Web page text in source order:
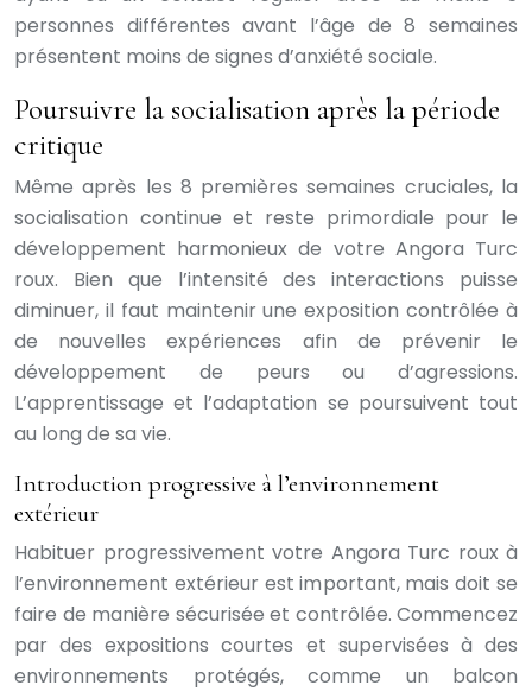
personnes différentes avant l’âge de 8 semaines
présentent moins de signes d’anxiété sociale.
Poursuivre la socialisation après la période
critique
Même après les 8 premières semaines cruciales, la
socialisation continue et reste primordiale pour le
développement harmonieux de votre Angora Turc
roux. Bien que l’intensité des interactions puisse
diminuer, il faut maintenir une exposition contrôlée à
de nouvelles expériences afin de prévenir le
développement de peurs ou d’agressions.
L’apprentissage et l’adaptation se poursuivent tout
au long de sa vie.
Introduction progressive à l’environnement
extérieur
Habituer progressivement votre Angora Turc roux à
l’environnement extérieur est important, mais doit se
faire de manière sécurisée et contrôlée. Commencez
par des expositions courtes et supervisées à des
environnements protégés, comme un balcon